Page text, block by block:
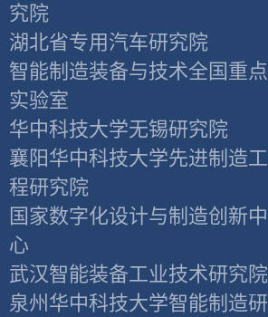
究院
湖北省专用汽车研究院
智能制造装备与技术全国重点
实验室
华中科技大学无锡研究院
襄阳华中科技大学先进制造工
程研究院
国家数字化设计与制造创新中
心
武汉智能装备工业技术研究院
泉州华中科技大学智能制造研